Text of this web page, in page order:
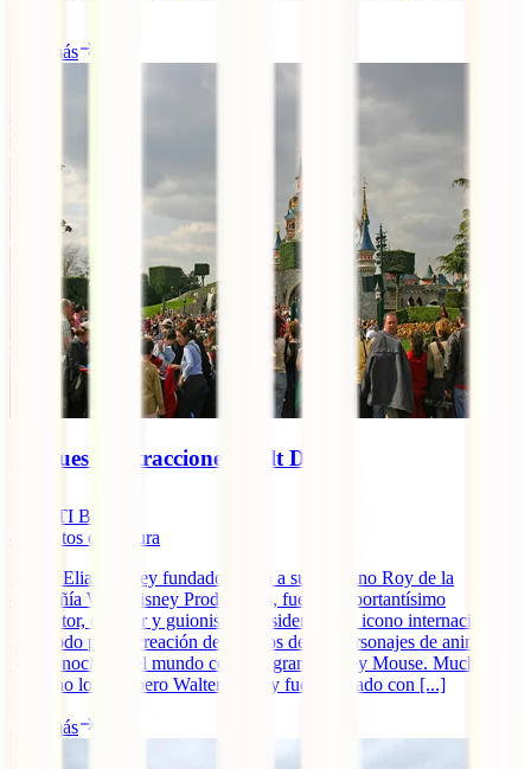
Leer más
Parques de atracciones Walt Disney
IATI Blog
minutos de lectura
Walter Elias Disney fundador junto a su hermano Roy de la
compañía Walt Disney Productions, fue un importantísimo
productor, director y guionista, considerado un icono internacional
sobretodo por la creación de algunos de los personajes de animación
más conocidos del mundo como el gran Mickey Mouse. Mucha
gente no lo sabe pero Walter Disney fue premiado con [...]
Leer más